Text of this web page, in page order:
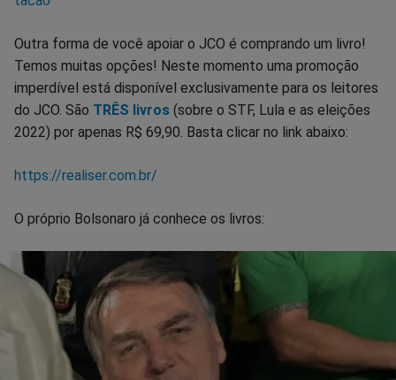
Outra forma de você apoiar o JCO é comprando um livro!
Temos muitas opções! Neste momento uma promoção
imperdível está disponível exclusivamente para os leitores
do JCO. São TRÊS livros (sobre o STF, Lula e as eleições
2022) por apenas R$ 69,90. Basta clicar no link abaixo:
https://realiser.com.br/
O próprio Bolsonaro já conhece os livros: